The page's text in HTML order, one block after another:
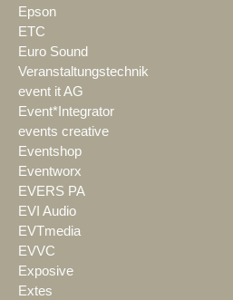
Epson
ETC
Euro Sound
Veranstaltungstechnik
event it AG
Event*Integrator
events creative
Eventshop
Eventworx
EVERS PA
EVI Audio
EVTmedia
EVVC
Exposive
Extes